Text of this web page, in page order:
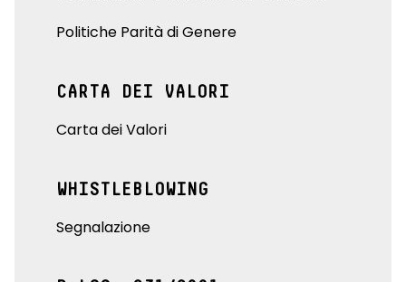
Politiche Parità di Genere
CARTA DEI VALORI
Carta dei Valori
WHISTLEBLOWING
Segnalazione